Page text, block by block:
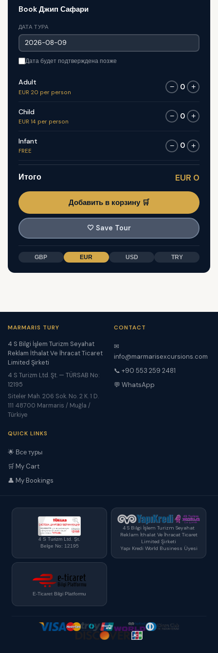
Book Джип Сафари
ДАТА ТУРА
Дата будет подтверждена позже
Adult
EUR 20 per person
− 0 +
Child
EUR 14 per person
− 0 +
Infant
FREE
− 0 +
Итого EUR 0
Добавить в корзину 🛒
🤍 Save Tour
GBP EUR USD TRY
MARMARIS TURY
4 S Bilgi İşlem Turizm Seyahat
Reklam İthalat Ve İhracat Ticaret
Limited Şirketi
4 S Turizm Ltd. Şt. — TÜRSAB No:
12195
Siteler Mah. 206 Sok. No. 2 K. 1 D.
111 48700 Marmaris / Muğla /
Türkiye
CONTACT
✉
info@marmarisexcursions.com
📞 +90 553 259 2481
💬 WhatsApp
QUICK LINKS
🌟 Все туры
🛒 My Cart
👤 My Bookings
4 S Turizm Ltd. Şt.
Belge No: 12195
4 S Bilgi İşlem Turizm Seyahat
Reklam İthalat Ve İhracat Ticaret
Limited Şirketi
Yapı Kredi World Business Üyesi
E-Ticaret Bilgi Platformu